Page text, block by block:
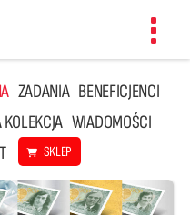
ZADANIA BENEFICJENCI
WIADOMOŚCI
SKLEP